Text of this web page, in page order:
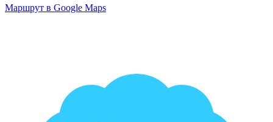
Маршрут в Google Maps